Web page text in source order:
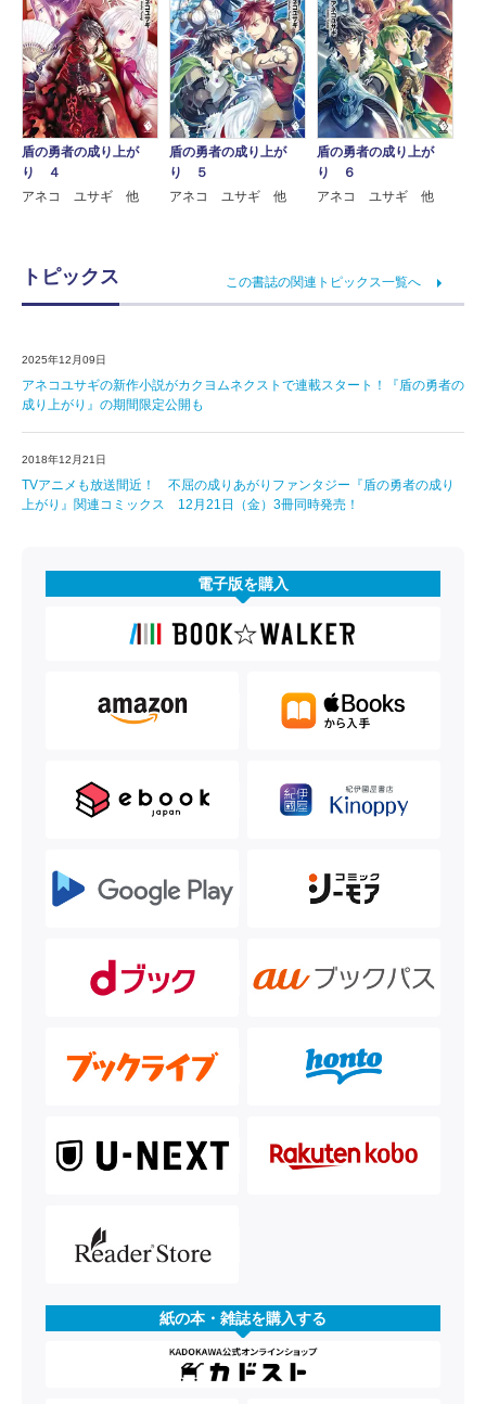
盾の勇者の成り上が
り ４
アネコ ユサギ 他
盾の勇者の成り上が
り ５
アネコ ユサギ 他
盾の勇者の成り上が
り ６
アネコ ユサギ 他
トピックス この書誌の関連トピックス一覧へ
2025年12月09日
アネコユサギの新作小説がカクヨムネクストで連載スタート！『盾の勇者の
成り上がり』の期間限定公開も
2018年12月21日
TVアニメも放送間近！ 不屈の成りあがりファンタジー『盾の勇者の成り
上がり』関連コミックス 12月21日（金）3冊同時発売！
電子版を購入
紙の本・雑誌を購入する